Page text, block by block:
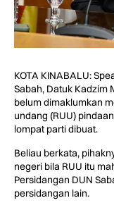
KOTA KINABALU:
Sabah, Datuk Kadzim
belum dimaklumkan
undang (RUU)
lompat parti dibuat.
Beliau berkata,
negeri bila RUU itu
Persidangan DUN
persidangan lain.